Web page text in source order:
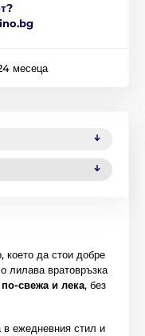
месеца
което да стои добре
лилава вратовръзка
свежа и лека, без
в ежедневния стил и